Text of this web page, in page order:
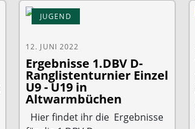
JUGEND
12. JUNI 2022
Ergebnisse 1.DBV D-
Ranglistenturnier Einzel
U9 - U19 in
Altwarmbüchen
Hier findet ihr die Ergebnisse